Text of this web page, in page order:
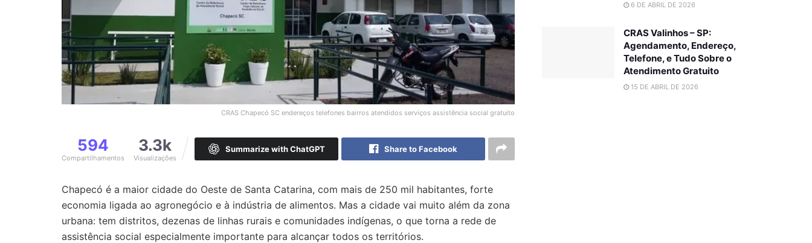
CRAS Chapecó SC endereços telefones bairros atendidos serviços assistência social gratuito
594
Compartilhamentos
3.3k
Visualizações
Summarize with ChatGPT Share to Facebook
Chapecó é a maior cidade do Oeste de Santa Catarina, com mais de 250 mil habitantes, forte
economia ligada ao agronegócio e à indústria de alimentos. Mas a cidade vai muito além da zona
urbana: tem distritos, dezenas de linhas rurais e comunidades indígenas, o que torna a rede de
assistência social especialmente importante para alcançar todos os territórios.
6 DE ABRIL DE 2026
CRAS Valinhos – SP:
Agendamento, Endereço,
Telefone, e Tudo Sobre o
Atendimento Gratuito
15 DE ABRIL DE 2026